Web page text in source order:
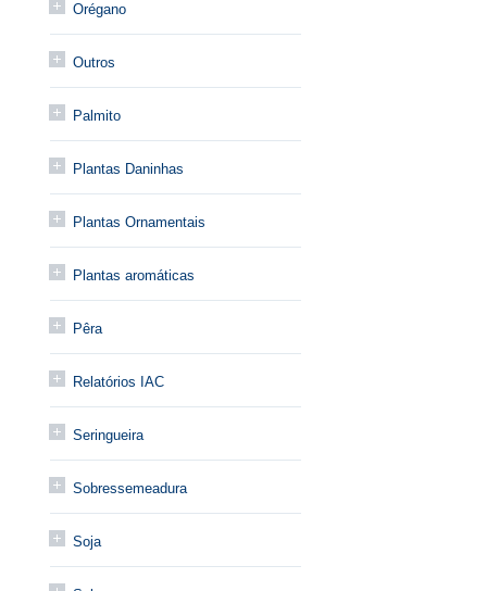
Orégano
Outros
Palmito
Plantas Daninhas
Plantas Ornamentais
Plantas aromáticas
Pêra
Relatórios IAC
Seringueira
Sobressemeadura
Soja